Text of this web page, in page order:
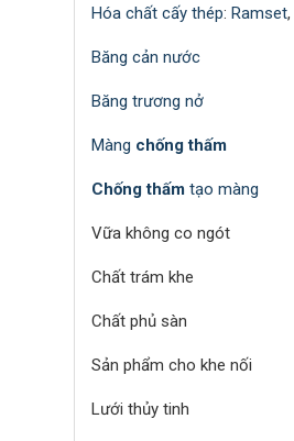
Hóa chất cấy thép: Ramset,
Băng cản nước
Băng trương nở
Màng chống thấm
Chống thấm tạo màng
Vữa không co ngót
Chất trám khe
Chất phủ sàn
Sản phẩm cho khe nối
Lưới thủy tinh